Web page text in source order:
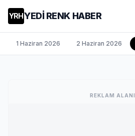
YRHYEDİ RENK HABER
1 Haziran 2026 2 Haziran 2026
REKLAM ALANI